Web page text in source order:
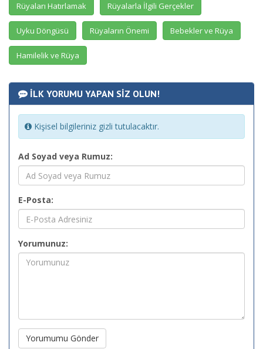
Rüyaları Hatırlamak Rüyalarla İlgili Gerçekler
Uyku Döngüsü Rüyaların Önemi Bebekler ve Rüya
Hamilelik ve Rüya
İLK YORUMU YAPAN SİZ OLUN!
Kişisel bilgileriniz gizli tutulacaktır.
Ad Soyad veya Rumuz:
E-Posta:
Yorumunuz:
Yorumumu Gönder